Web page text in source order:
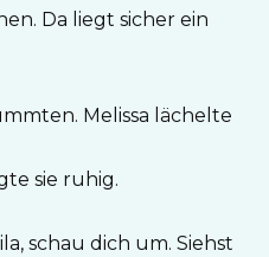
Da liegt sicher ein
Melissa lächelte
sie ruhig.
schau dich um. Siehst